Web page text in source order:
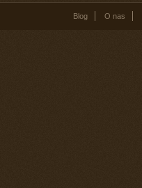
Blog O nas